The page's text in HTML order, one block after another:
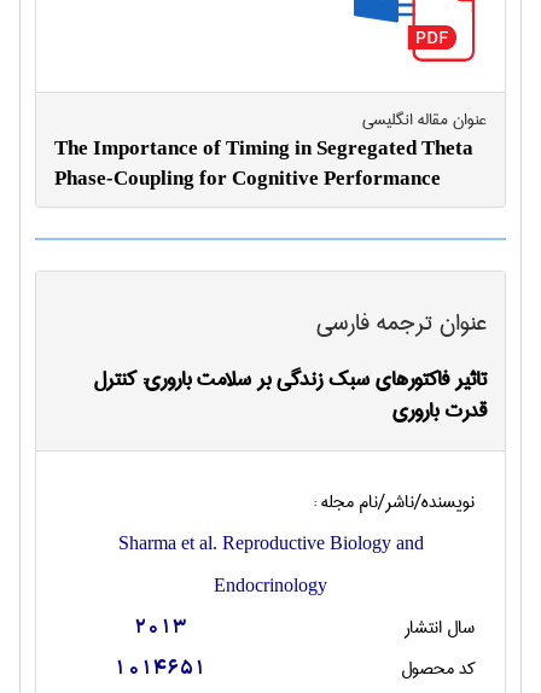
عنوان مقاله انگليسی
The Importance of Timing in Segregated Theta
Phase-Coupling for Cognitive Performance
عنوان ترجمه فارسی
تاثیر فاکتورهای سبک زندگی بر سلامت باروری: کنترل
قدرت باروری
نویسنده/ناشر/نام مجله :
Sharma et al. Reproductive Biology and
Endocrinology
سال انتشار 2013
کد محصول 1014651